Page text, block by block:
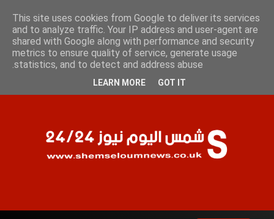
السبت 8 أغسطس 2026
الصفحات
This site uses cookies from Google to deliver its services
and to analyze traffic. Your IP address and user-agent are
shared with Google along with performance and security
metrics to ensure quality of service, generate usage
statistics, and to detect and address abuse.
LEARN MORE GOT IT